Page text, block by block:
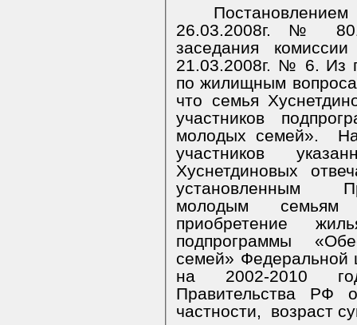
26.03.2008г. №
заседания
21.03.2008г. № 6. Из
по жилищным
что семья
участников
молодых семей».
участников
Хуснетдиновых
установленным
молодым
приобретение
подпрограммы
семей»
на 2002-2010
Правительства
частности,
возраст